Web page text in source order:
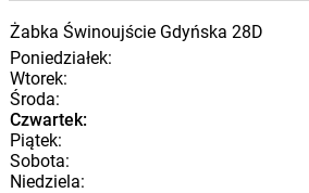
Żabka Świnoujście Gdyńska 28D
Poniedziałek:
Wtorek:
Środa:
Czwartek:
Piątek:
Sobota:
Niedziela: